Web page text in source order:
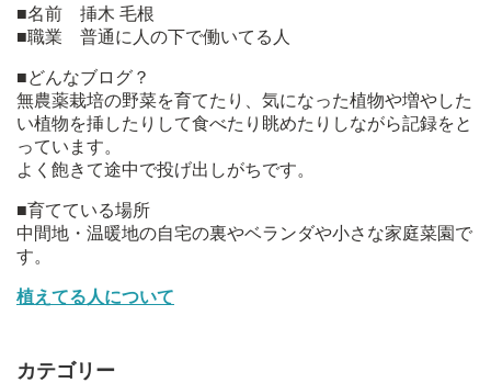
■名前 挿木 毛根
■職業 普通に人の下で働いてる人
■どんなブログ？
無農薬栽培の野菜を育てたり、気になった植物や増やした
い植物を挿したりして食べたり眺めたりしながら記録をと
っています。
よく飽きて途中で投げ出しがちです。
■育てている場所
中間地・温暖地の自宅の裏やベランダや小さな家庭菜園で
す。
植えてる人について
カテゴリー